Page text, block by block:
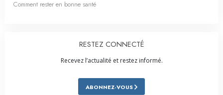
Comment rester en bonne santé
RESTEZ CONNECTÉ
Recevez l’actualité et restez informé.
ABONNEZ-VOUS